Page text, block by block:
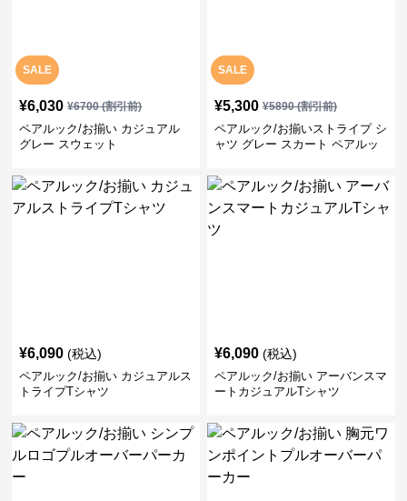
SALE
¥6,030 ¥6700(割引前)
ペアルック/お揃い カジュアル
グレー スウェット
SALE
¥5,300 ¥5890(割引前)
ペアルック/お揃いストライプ シ
ャツ グレー スカート ペアルッ
¥6,090 (税込)
ペアルック/お揃い カジュアルス
トライプTシャツ
¥6,090 (税込)
ペアルック/お揃い アーバンスマ
ートカジュアルTシャツ